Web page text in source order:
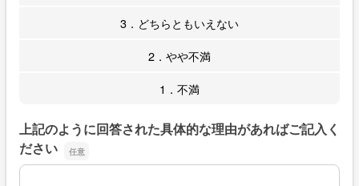
3．どちらともいえない
2．やや不満
1．不満
上記のように回答された具体的な理由があればご記入く
ださい
上記のように回答された具体的な理由があればご記入くだ